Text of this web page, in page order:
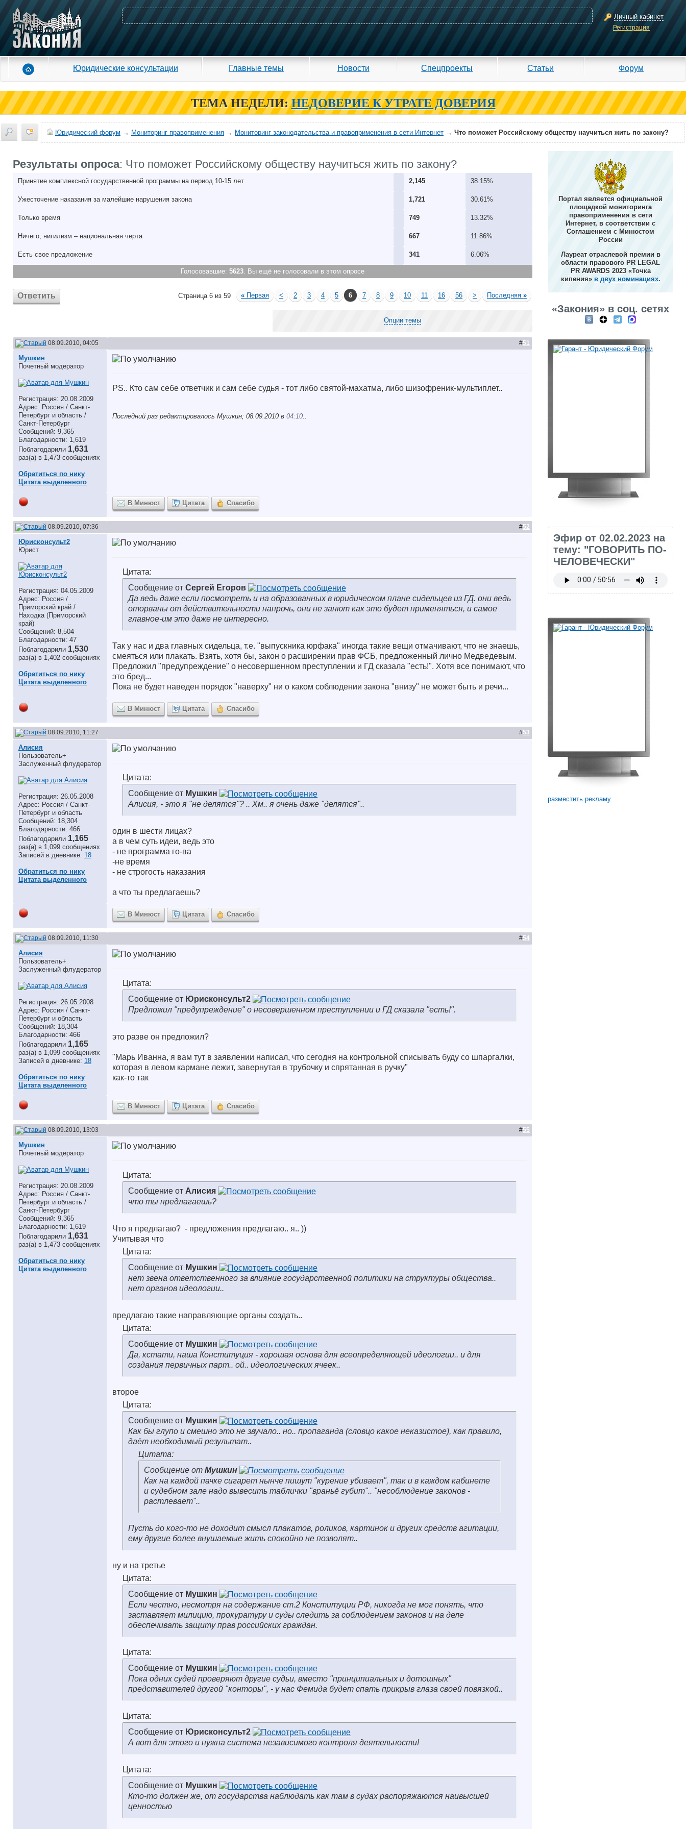
Личный кабинет
Регистрация
Юридические консультации Главные темы Новости Спецпроекты Статьи Форум
ТЕМА НЕДЕЛИ: НЕДОВЕРИЕ К УТРАТЕ ДОВЕРИЯ
Юридический форум → Мониторинг правоприменения → Мониторинг законодательства и правоприменения в сети Интернет → Что поможет Российскому обществу научиться жить по закону?
Результаты опроса: Что поможет Российскому обществу научиться жить по закону?
Принятие комплексной государственной программы на период 10-15 лет 2,145 38.15%
Ужесточение наказания за малейшие нарушения закона 1,721 30.61%
Только время 749 13.32%
Ничего, нигилизм – национальная черта 667 11.86%
Есть свое предложениe 341 6.06%
Голосовавшие: 5623. Вы ещё не голосовали в этом опросе
Ответить Страница 6 из 59 « Первая < 2 3 4 5 6 7 8 9 10 11 16 56 > Последняя»
Опции темы
08.09.2010, 04:05 #51
Мушкин
Почетный модератор
Регистрация: 20.08.2009
Адрес: Россия / Санкт-
Петербург и область /
Санкт-Петербург
Сообщений: 9,365
Благодарности: 1,619
Поблагодарили 1,631
раз(а) в 1,473 сообщениях
Обратиться по нику
Цитата выделенного
PS.. Кто сам себе ответчик и сам себе судья - тот либо святой-махатма, либо шизофреник-мультиплет..
Последний раз редактировалось Мушкин; 08.09.2010 в 04:10..
В Минюст Цитата Спасибо
08.09.2010, 07:36 #52
Юрисконсульт2
Юрист
Регистрация: 04.05.2009
Адрес: Россия /
Приморский край /
Находка (Приморский
край)
Сообщений: 8,504
Благодарности: 47
Поблагодарили 1,530
раз(а) в 1,402 сообщениях
Обратиться по нику
Цитата выделенного
Цитата:
Сообщение от Сергей Егоров
Да ведь даже если посмотреть и на образованных в юридическом плане сидельцев из ГД. они ведь
оторваны от действительности напрочь, они не занют как это будет применяться, и самое
главное-им это даже не интересно.
Так у нас и два главных сидельца, т.е. "выпускника юрфака" иногда такие вещи отмачивают, что не знаешь,
смеяться или плакать. Взять, хотя бы, закон о расширении прав ФСБ, предложенный лично Медведевым.
Предложил "предупреждение" о несовершенном преступлении и ГД сказала "есть!". Хотя все понимают, что
это бред...
Пока не будет наведен порядок "наверху" ни о каком соблюдении закона "внизу" не может быть и речи...
В Минюст Цитата Спасибо
08.09.2010, 11:27 #53
Алисия
Пользователь+
Заслуженный флудератор
Регистрация: 26.05.2008
Адрес: Россия / Санкт-
Петербург и область
Сообщений: 18,304
Благодарности: 466
Поблагодарили 1,165
раз(а) в 1,099 сообщениях
Записей в дневнике: 18
Обратиться по нику
Цитата выделенного
Цитата:
Сообщение от Мушкин
Алисия, - это я "не делятся"? .. Хм.. я очень даже "делятся"..
один в шести лицах?
а в чем суть идеи, ведь это
- не программа го-ва
-не время
- не строгость наказания
а что ты предлагаешь?
В Минюст Цитата Спасибо
08.09.2010, 11:30 #54
Алисия
Пользователь+
Заслуженный флудератор
Регистрация: 26.05.2008
Адрес: Россия / Санкт-
Петербург и область
Сообщений: 18,304
Благодарности: 466
Поблагодарили 1,165
раз(а) в 1,099 сообщениях
Записей в дневнике: 18
Обратиться по нику
Цитата выделенного
Цитата:
Сообщение от Юрисконсульт2
Предложил "предупреждение" о несовершенном преступлении и ГД сказала "есть!".
это разве он предложил?
"Марь Иванна, я вам тут в заявлении написал, что сегодня на контрольной списывать буду со шпаргалки,
которая в левом кармане лежит, завернутая в трубочку и спрятанная в ручку"
как-то так
В Минюст Цитата Спасибо
08.09.2010, 13:03 #55
Мушкин
Почетный модератор
Регистрация: 20.08.2009
Адрес: Россия / Санкт-
Петербург и область /
Санкт-Петербург
Сообщений: 9,365
Благодарности: 1,619
Поблагодарили 1,631
раз(а) в 1,473 сообщениях
Обратиться по нику
Цитата выделенного
Цитата:
Сообщение от Алисия
что ты предлагаешь?
Что я предлагаю? - предложения предлагаю.. я.. ))
Учитывая что
Цитата:
Сообщение от Мушкин
нет звена ответственного за влияние государственной политики на структуры общества..
нет органов идеологии..
предлагаю такие направляющие органы создать..
Цитата:
Сообщение от Мушкин
Да, кстати, наша Конституция - хорошая основа для всеопределяющей идеологии.. и для
создания первичных парт.. ой.. идеологических ячеек..
второе
Цитата:
Сообщение от Мушкин
Как бы глупо и смешно это не звучало.. но.. пропаганда (словцо какое неказистое), как правило,
даёт необходимый результат..
Цитата:
Сообщение от Мушкин
Как на каждой пачке сигарет нынче пишут "курение убивает", так и в каждом кабинете
и судебном зале надо вывесить таблички "враньё губит".. "несоблюдение законов -
растлевает"..
Пусть до кого-то не доходит смысл плакатов, роликов, картинок и других средств агитации,
ему другие более внушаемые жить спокойно не позволят..
ну и на третье
Цитата:
Сообщение от Мушкин
Если честно, несмотря на содержание ст.2 Конституции РФ, никогда не мог понять, что
заставляет милицию, прокуратуру и суды следить за соблюдением законов и на деле
обеспечивать защиту прав российских граждан.
Цитата:
Сообщение от Мушкин
Пока одних судей проверяют другие судьи, вместо "принципиальных и дотошных"
представителей другой "конторы", - у нас Фемида будет спать прикрыв глаза своей повязкой..
Цитата:
Сообщение от Юрисконсульт2
А вот для этого и нужна система независимого контроля деятельности!
Цитата:
Сообщение от Мушкин
Кто-то должен же, от государства наблюдать как там в судах распоряжаются наивысшей
ценностью
Портал является официальной
площадкой мониторинга
правоприменения в сети
Интернет, в соответствии с
Соглашением с Минюстом
России
Лауреат отраслевой премии в
области правового PR LEGAL
PR AWARDS 2023 «Точка
кипения» в двух номинациях.
«Закония» в соц. сетях
Эфир от 02.02.2023 на
тему: "ГОВОРИТЬ ПО-
ЧЕЛОВЕЧЕСКИ"
разместить рекламу